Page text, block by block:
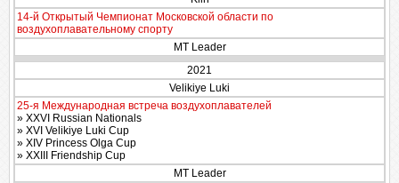
14-й Открытый Чемпионат Московской области по
воздухоплавательному спорту
MT Leader
2021
Velikiye Luki
25-я Международная встреча воздухоплавателей
» XXVI Russian Nationals
» XVI Velikiye Luki Cup
» XIV Princess Olga Cup
» XXIII Friendship Cup
MT Leader